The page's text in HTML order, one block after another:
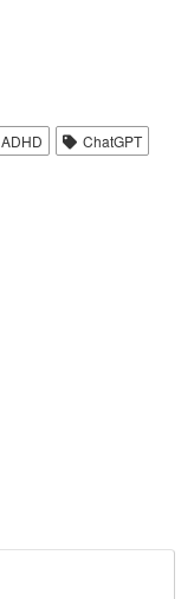
ADHD ChatGPT